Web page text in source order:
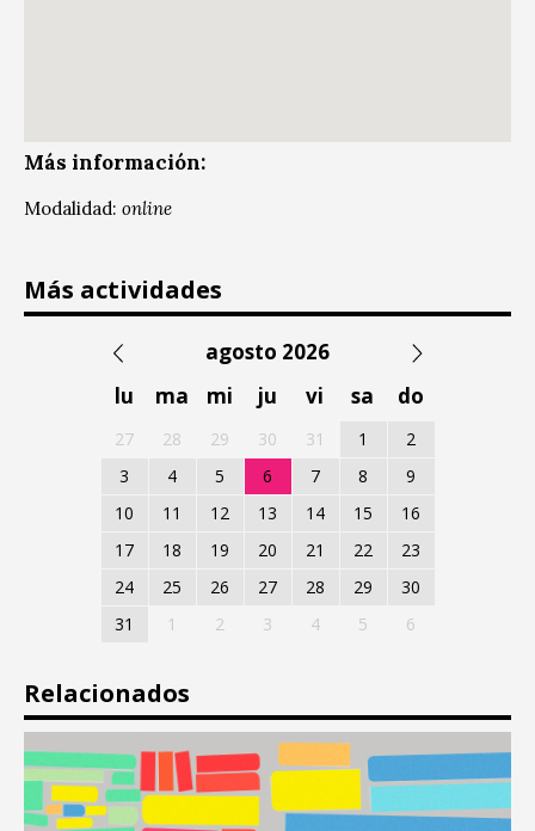
Más información:
Modalidad: online
Más actividades
agosto 2026
lu
ma mi ju vi sa do
27 28 29 30 31 1
2
3
4 5 6 7 8
9
10
11 12 13 14 15
16
17
18 19 20 21 22
23
24
25 26 27 28 29
30
31
1 2 3 4 5 6
Relacionados